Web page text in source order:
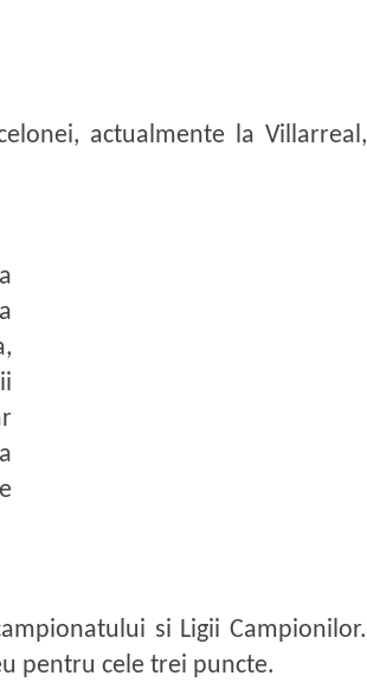
actualmente la Villarreal,
si Ligii Campionilor.
pentru cele trei puncte.